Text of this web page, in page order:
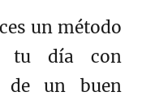
un método
tu día con
de un buen